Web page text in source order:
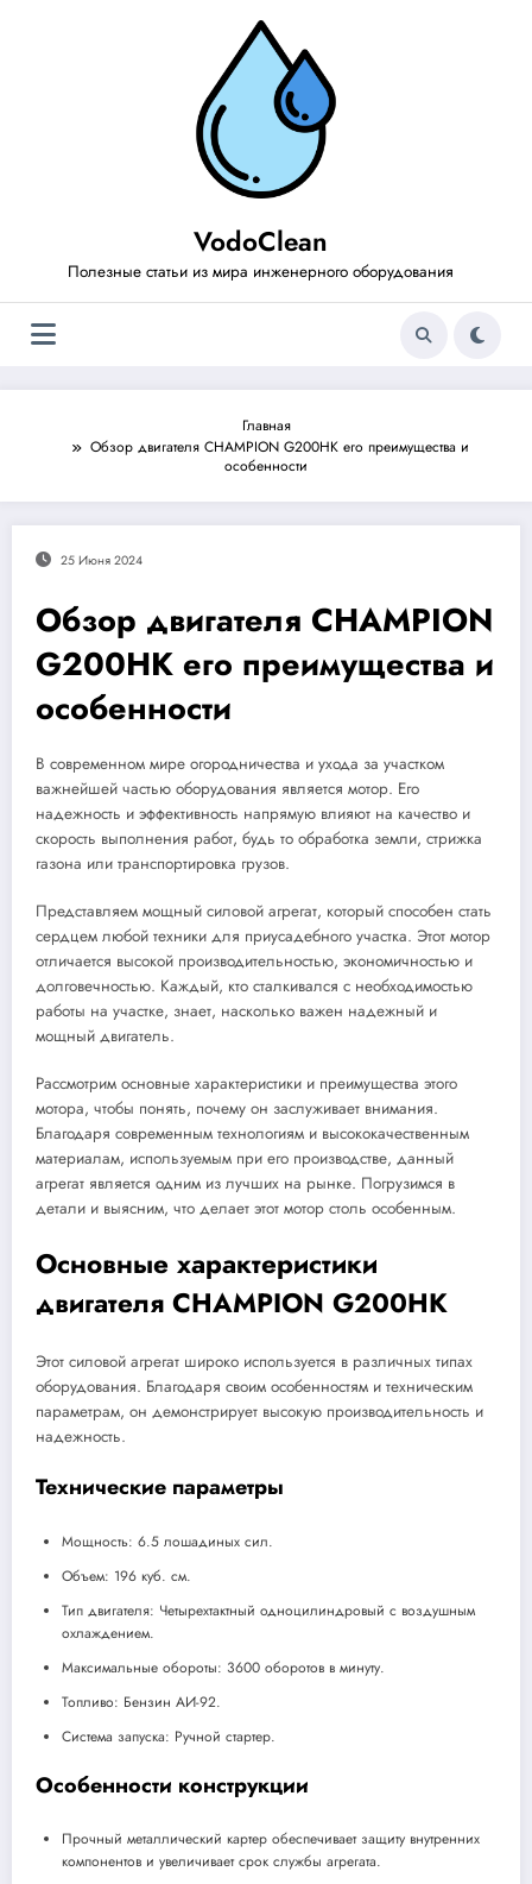
VodoClean
Полезные статьи из мира инженерного оборудования
Главная
Обзор двигателя CHAMPION G200HK его преимущества и
особенности
25 Июня 2024
Обзор двигателя CHAMPION
G200HK его преимущества и
особенности
В современном мире огородничества и ухода за участком
важнейшей частью оборудования является мотор. Его
надежность и эффективность напрямую влияют на качество и
скорость выполнения работ, будь то обработка земли, стрижка
газона или транспортировка грузов.
Представляем мощный силовой агрегат, который способен стать
сердцем любой техники для приусадебного участка. Этот мотор
отличается высокой производительностью, экономичностью и
долговечностью. Каждый, кто сталкивался с необходимостью
работы на участке, знает, насколько важен надежный и
мощный двигатель.
Рассмотрим основные характеристики и преимущества этого
мотора, чтобы понять, почему он заслуживает внимания.
Благодаря современным технологиям и высококачественным
материалам, используемым при его производстве, данный
агрегат является одним из лучших на рынке. Погрузимся в
детали и выясним, что делает этот мотор столь особенным.
Основные характеристики
двигателя CHAMPION G200HK
Этот силовой агрегат широко используется в различных типах
оборудования. Благодаря своим особенностям и техническим
параметрам, он демонстрирует высокую производительность и
надежность.
Технические параметры
Мощность: 6.5 лошадиных сил.
Объем: 196 куб. см.
Тип двигателя: Четырехтактный одноцилиндровый с воздушным
охлаждением.
Максимальные обороты: 3600 оборотов в минуту.
Топливо: Бензин АИ-92.
Система запуска: Ручной стартер.
Особенности конструкции
Прочный металлический картер обеспечивает защиту внутренних
компонентов и увеличивает срок службы агрегата.